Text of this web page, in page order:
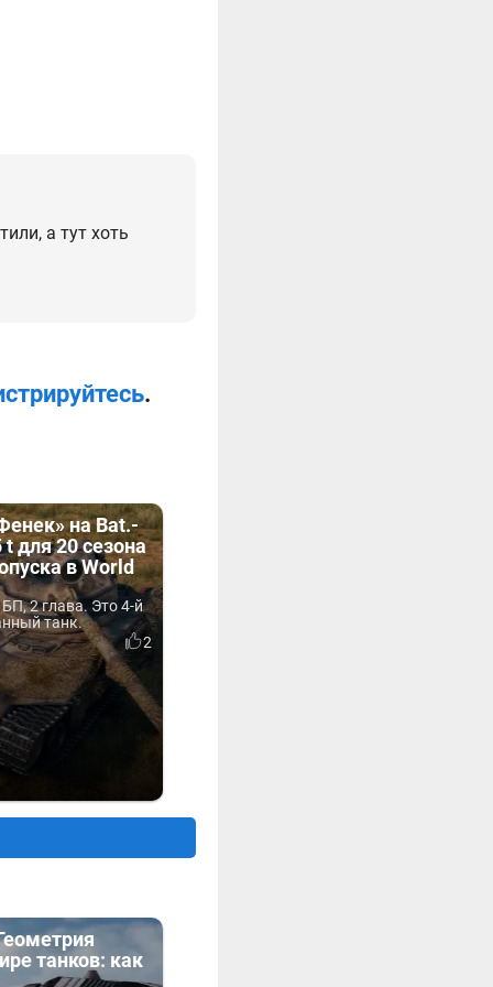
а тут хоть
.
на Bat.-
для 20 сезона
в World
2 глава. Это 4-й
танк.
2
танков: как